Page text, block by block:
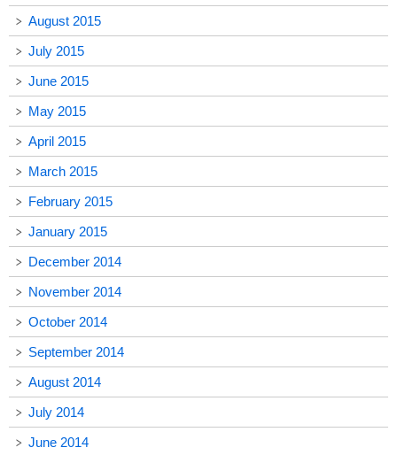
August 2015
July 2015
June 2015
May 2015
April 2015
March 2015
February 2015
January 2015
December 2014
November 2014
October 2014
September 2014
August 2014
July 2014
June 2014